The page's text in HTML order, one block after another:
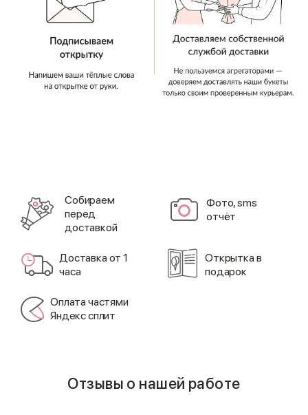
Cобираем
перед
доставкой
Фото, sms
отчёт
Доставка от 1
часа
Открытка в
подарок
Оплата частями
Яндекс сплит
Отзывы о нашей работе